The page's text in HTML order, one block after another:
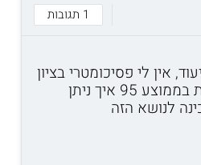
1 תגובות
אין לי פסיכומטרי בציון
הרצוי אבל יש לי בגרות בממוצע 95 איך ניתן
לנושא הזה